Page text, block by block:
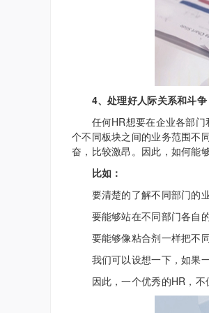
4、处理好人际关系和斗争
任何HR想要在企业各部门
个不同板块之间的业务范围不
奋，比较激昂。因此，如何能
比如：
要清楚的了解不同部门的
要能够站在不同部门各自
要能够像粘合剂一样把不同
我们可以设想一下，如果一
因此，一个优秀的HR，不